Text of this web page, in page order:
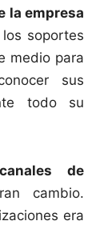
la empresa
soportes
medio para
sus
todo su
canales de
cambio.
era